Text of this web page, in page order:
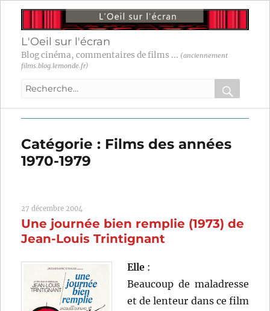
L'Oeil sur l'écran
Blog cinéma, commentaires de films ... (anciennement
films.blog.lemonde.fr)
Recherche
:
OK
Catégorie : Films des années
1970-1979
27 décembre 2004
Une journée bien remplie (1973) de
Jean-Louis Trintignant
Elle :
Beaucoup de maladresse
et de lenteur dans ce film